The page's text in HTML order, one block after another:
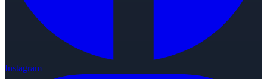
Instagram